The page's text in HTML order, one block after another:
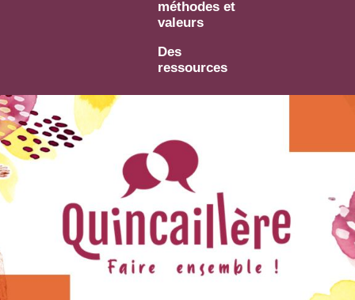
méthodes et
valeurs
Des
ressources